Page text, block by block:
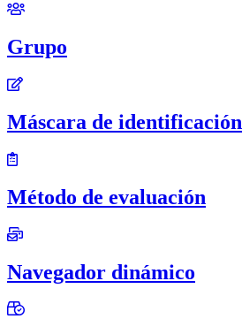
Grupo
Máscara de identificación
Método de evaluación
Navegador dinámico